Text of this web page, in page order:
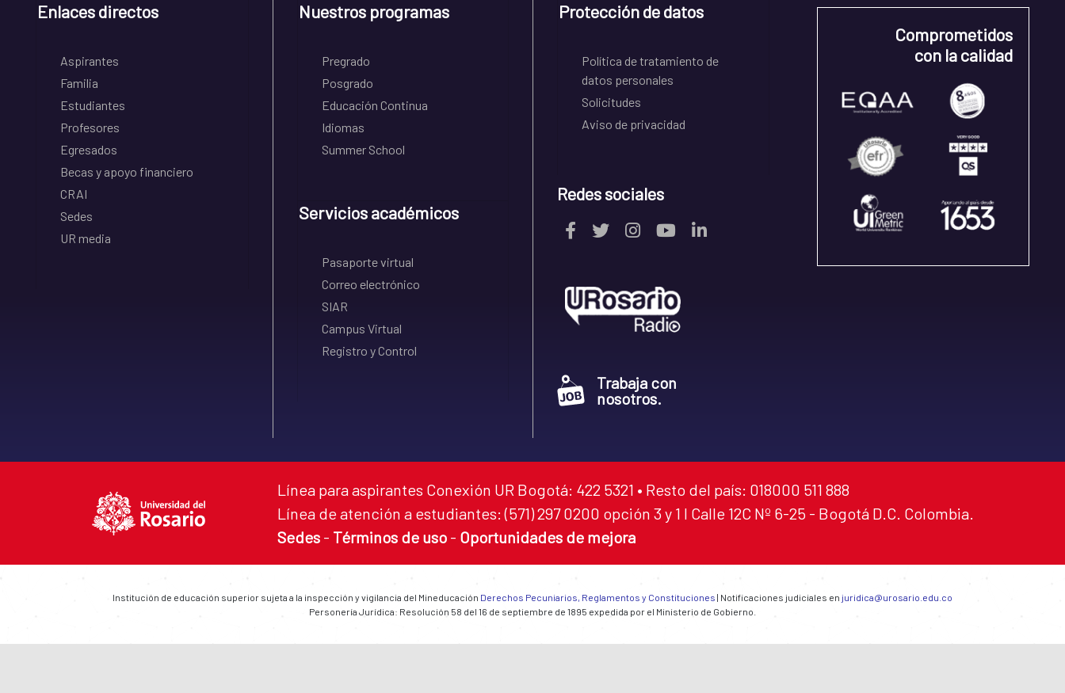
Enlaces directos
Aspirantes
Familia
Estudiantes
Profesores
Egresados
Becas y apoyo financiero
CRAI
Sedes
UR media
Nuestros programas
Pregrado
Posgrado
Educación Continua
Idiomas
Summer School
Servicios académicos
Pasaporte virtual
Correo electrónico
SIAR
Campus Virtual
Registro y Control
Protección de datos
Política de tratamiento de
datos personales
Solicitudes
Aviso de privacidad
Redes sociales
Trabaja con
nosotros.
Comprometidos
con la calidad
Línea para aspirantes Conexión UR Bogotá: 422 5321 • Resto del país: 018000 511 888
Línea de atención a estudiantes: (571) 297 0200 opción 3 y 1 I Calle 12C Nº 6-25 - Bogotá D.C. Colombia.
Sedes - Términos de uso - Oportunidades de mejora
Institución de educación superior sujeta a la inspección y vigilancia del Mineducación Derechos Pecuniarios, Reglamentos y Constituciones | Notificaciones judiciales en juridica@urosario.edu.co
Personería Jurídica: Resolución 58 del 16 de septiembre de 1895 expedida por el Ministerio de Gobierno.